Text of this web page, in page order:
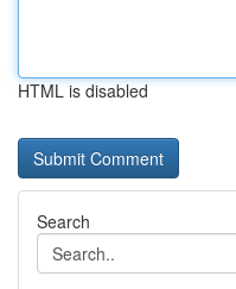
HTML is disabled
Search